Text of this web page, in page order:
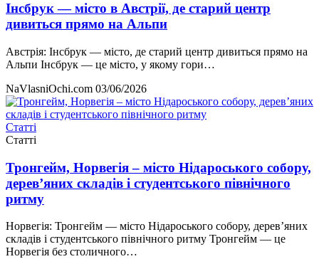
Інсбрук — місто в Австрії, де старий центр
дивиться прямо на Альпи
Австрія: Інсбрук — місто, де старий центр дивиться прямо на
Альпи Інсбрук — це місто, у якому гори…
NaVlasniOchi.com 03/06/2026
Статті
Статті
Тронгейм, Норвегія – місто Нідароського собору,
дерев’яних складів і студентського північного
ритму
Норвегія: Тронгейм — місто Нідароського собору, дерев’яних
складів і студентського північного ритму Тронгейм — це
Норвегія без столичного…